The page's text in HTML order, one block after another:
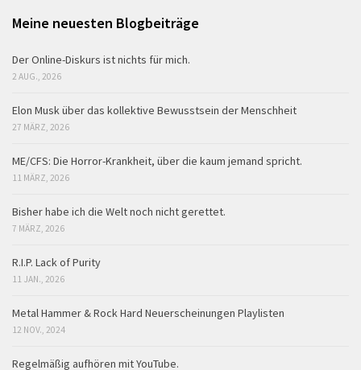
Meine neuesten Blogbeiträge
Der Online-Diskurs ist nichts für mich.
2 AUG., 2026
Elon Musk über das kollektive Bewusstsein der Menschheit
27 MÄRZ, 2026
ME/CFS: Die Horror-Krankheit, über die kaum jemand spricht.
11 MÄRZ, 2026
Bisher habe ich die Welt noch nicht gerettet.
7 MÄRZ, 2026
R.I.P. Lack of Purity
11 JAN., 2026
Metal Hammer & Rock Hard Neuerscheinungen Playlisten
12 NOV., 2024
Regelmäßig aufhören mit YouTube.